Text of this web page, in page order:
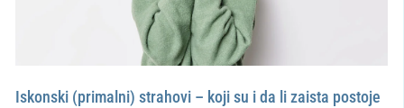
Iskonski (primalni) strahovi – koji su i da li zaista postoje